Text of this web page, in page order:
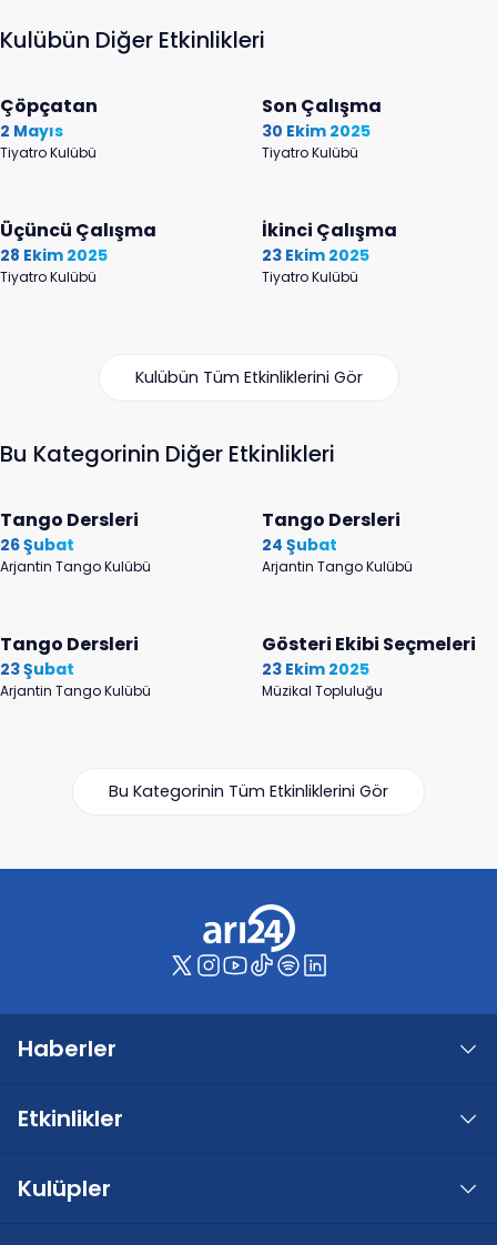
Kulübün Diğer Etkinlikleri
Çöpçatan
2 Mayıs
Tiyatro Kulübü
Son Çalışma
30 Ekim 2025
Tiyatro Kulübü
Üçüncü Çalışma
28 Ekim 2025
Tiyatro Kulübü
İkinci Çalışma
23 Ekim 2025
Tiyatro Kulübü
Kulübün Tüm Etkinliklerini Gör
Bu Kategorinin Diğer Etkinlikleri
Tango Dersleri
26 Şubat
Arjantin Tango Kulübü
Tango Dersleri
24 Şubat
Arjantin Tango Kulübü
Tango Dersleri
23 Şubat
Arjantin Tango Kulübü
Gösteri Ekibi Seçmeleri
23 Ekim 2025
Müzikal Topluluğu
Bu Kategorinin Tüm Etkinliklerini Gör
Haberler
Etkinlikler
Kulüpler